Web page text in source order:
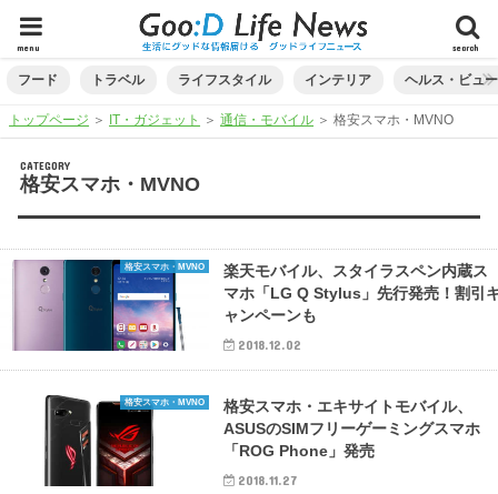
search
menu
フード トラベル ライフスタイル インテリア ヘルス・ビュ
トップページ ＞ IT・ガジェット ＞通信・モバイル ＞格安スマホ・MVNO
CATEGORY
格安スマホ・MVNO
格安スマホ・MVNO
楽天モバイル、スタイラスペン内蔵ス
マホ「LG Q Stylus」先行発売！割引
ャンペーンも
2018.12.02
格安スマホ・MVNO
格安スマホ・エキサイトモバイル、
ASUSのSIMフリーゲーミングスマホ
「ROG Phone」発売
2018.11.27